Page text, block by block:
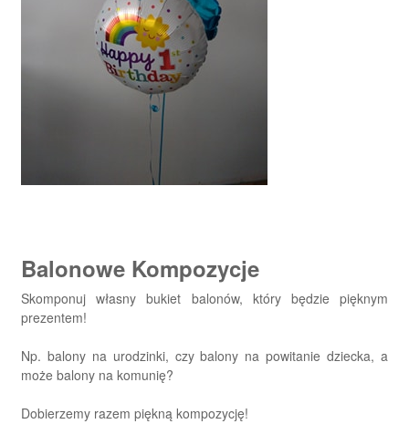
Balonowe Kompozycje
Skomponuj własny bukiet balonów, który będzie pięknym
prezentem!
Np. balony na urodzinki, czy balony na powitanie dziecka, a
może balony na komunię?
Dobierzemy razem piękną kompozycję!